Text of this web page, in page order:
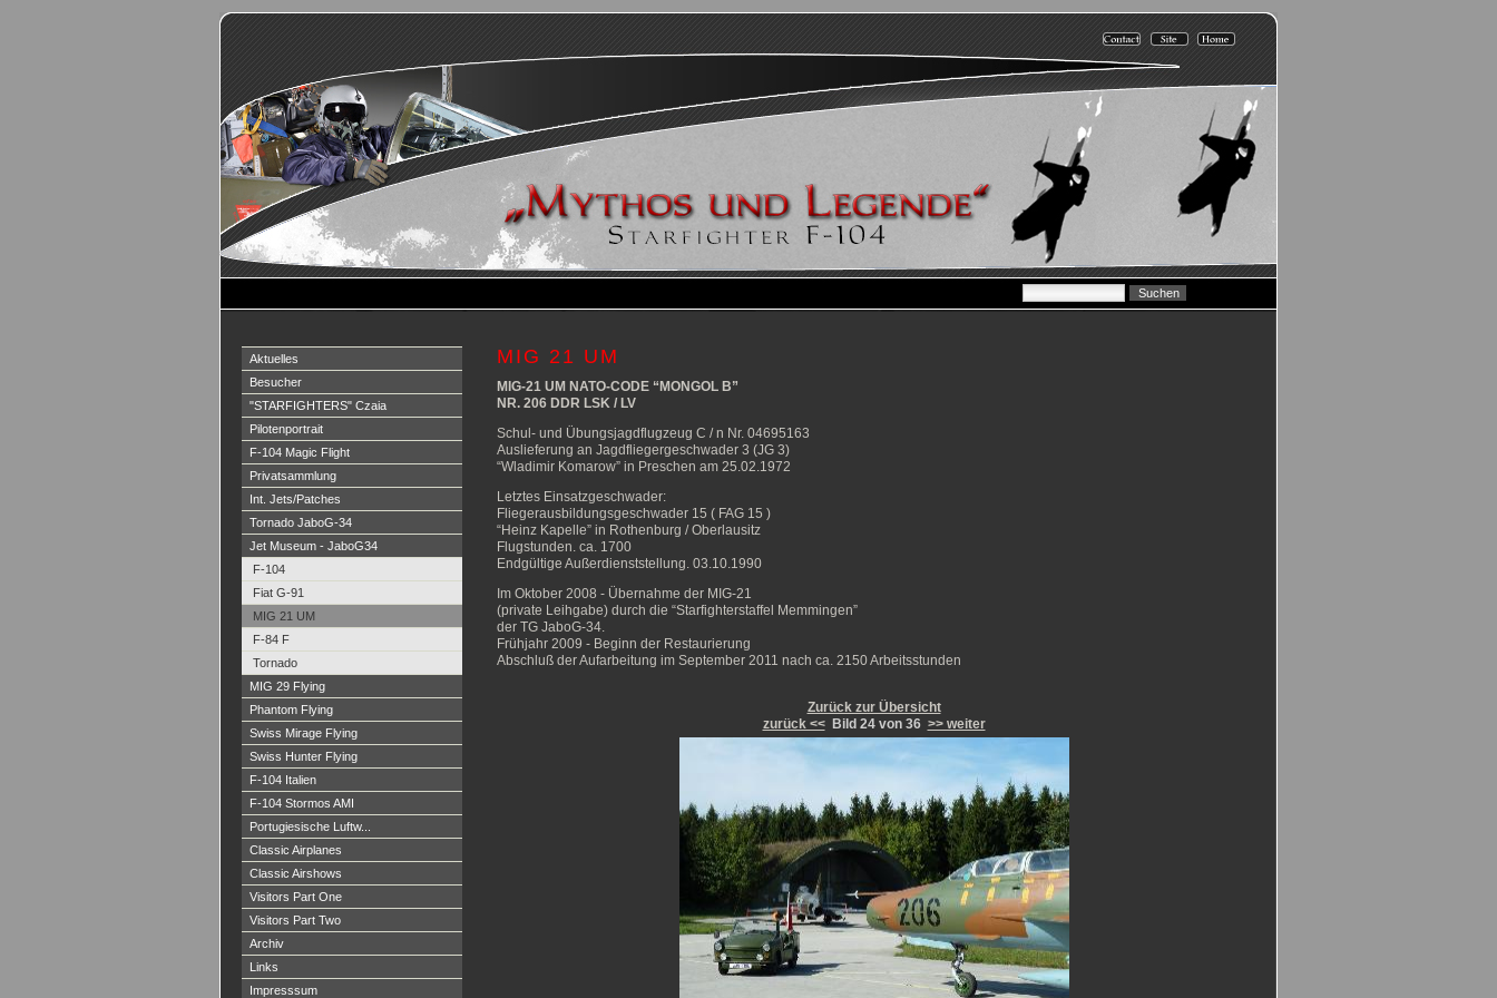
Aktuelles
Besucher
"STARFIGHTERS" Czaia
Pilotenportrait
F-104 Magic Flight
Privatsammlung
Int. Jets/Patches
Tornado JaboG-34
Jet Museum - JaboG34
F-104
Fiat G-91
MIG 21 UM
F-84 F
Tornado
MIG 29 Flying
Phantom Flying
Swiss Mirage Flying
Swiss Hunter Flying
F-104 Italien
F-104 Stormos AMI
Portugiesische Luftw...
Classic Airplanes
Classic Airshows
Visitors Part One
Visitors Part Two
Archiv
Links
Impresssum
MIG 21 UM
MIG-21 UM NATO-CODE “MONGOL B”
NR. 206 DDR LSK / LV
Schul- und Übungsjagdflugzeug C / n Nr. 04695163
Auslieferung an Jagdfliegergeschwader 3 (JG 3)
“Wladimir Komarow” in Preschen am 25.02.1972
Letztes Einsatzgeschwader:
Fliegerausbildungsgeschwader 15 ( FAG 15 )
“Heinz Kapelle” in Rothenburg / Oberlausitz
Flugstunden. ca. 1700
Endgültige Außerdienststellung. 03.10.1990
Im Oktober 2008 - Übernahme der MIG-21
(private Leihgabe) durch die “Starfighterstaffel Memmingen”
der TG JaboG-34.
Frühjahr 2009 - Beginn der Restaurierung
Abschluß der Aufarbeitung im September 2011 nach ca. 2150 Arbeitsstunden
Zurück zur Übersicht
zurück <<Bild 24 von 36 >> weiter